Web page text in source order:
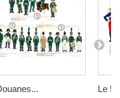
Le